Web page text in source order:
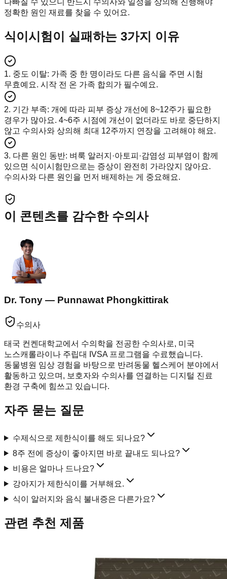
정확한 원인 재료를 찾을 수 있어요.
식이시험이 실패하는 3가지 이유
1. 중도 이탈: 가족 중 한 명이라도 다른 음식을 주면 시험
무효예요. 시작 전 온 가족 합의가 필수예요.
2. 기간 부족: 개에 따라 피부 증상 개선에 8~12주가 필요한
경우가 많아요. 4~6주 시점에 개선이 없더라도 바로 중단하지
않고 수의사와 상의해 최대 12주까지 연장을 고려해야 해요.
3. 다른 원인 동반: 벼룩 알러지·아토피·감염성 피부염이 함께
있으면 식이시험만으로는 증상이 완전히 가라앉지 않아요.
수의사와 다른 원인을 먼저 배제하는 게 중요해요.
이 콘텐츠를 감수한 수의사
Dr. Tony — Punnawat Phongkittirak
수의사
태국 컨켄대학교에서 수의학을 전공한 수의사로, 미국
노스캐롤라이나 주립대 IVSA 프로그램을 수료했습니다.
동물병원 임상 경험을 바탕으로 반려동물 헬스케어 분야에서
활동하고 있으며, 보호자와 수의사를 연결하는 디지털 진료
환경 구축에 힘쓰고 있습니다.
자주 묻는 질문
수제식으로 제한식이를 해도 되나요?
8주 전에 증상이 좋아지면 바로 끝내도 되나요?
비용은 얼마나 드나요?
강아지가 제한식이를 거부해요.
식이 알러지와 음식 불내증은 다른가요?
관련 추천 제품